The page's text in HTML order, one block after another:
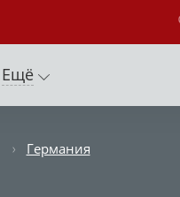
Ещё
Германия